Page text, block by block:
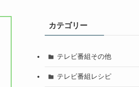
カテゴリー
テレビ番組その他
テレビ番組レシピ